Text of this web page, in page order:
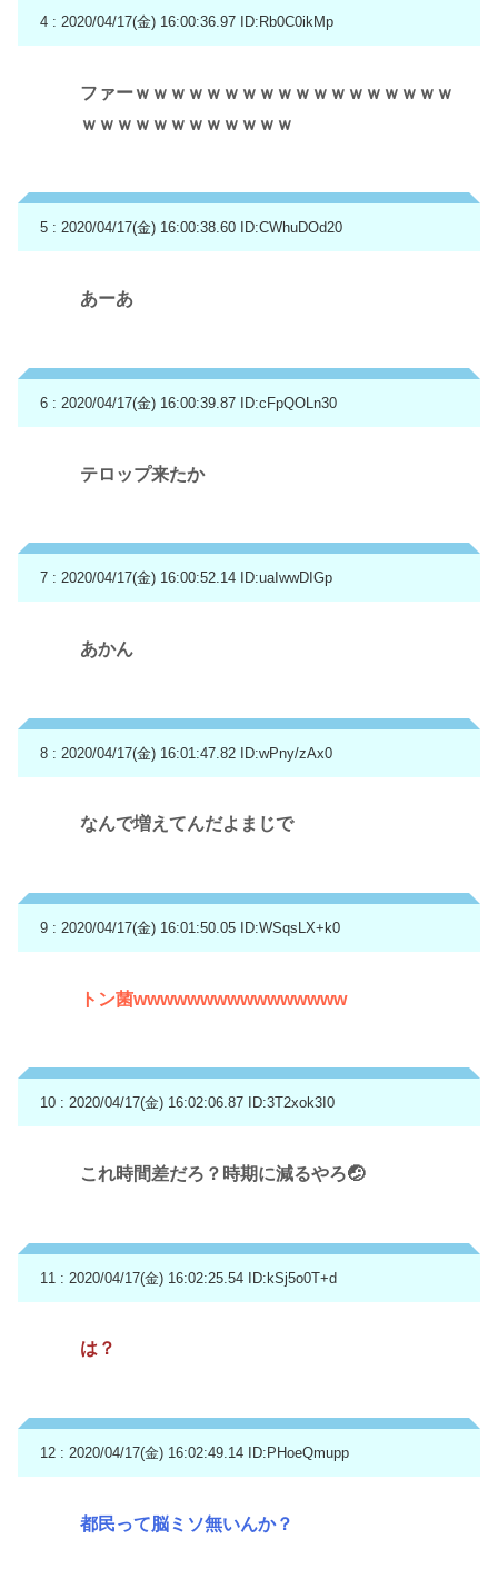
4 : 2020/04/17(金) 16:00:36.97 ID:Rb0C0ikMp
ファーｗｗｗｗｗｗｗｗｗｗｗｗｗｗｗｗｗｗ
ｗｗｗｗｗｗｗｗｗｗｗｗ
5 : 2020/04/17(金) 16:00:38.60 ID:CWhuDOd20
あーあ
6 : 2020/04/17(金) 16:00:39.87 ID:cFpQOLn30
テロップ来たか
7 : 2020/04/17(金) 16:00:52.14 ID:uaIwwDIGp
あかん
8 : 2020/04/17(金) 16:01:47.82 ID:wPny/zAx0
なんで増えてんだよまじで
9 : 2020/04/17(金) 16:01:50.05 ID:WSqsLX+k0
トン菌wwwwwwwwwwwwwwww
10 : 2020/04/17(金) 16:02:06.87 ID:3T2xok3I0
これ時間差だろ？時期に減るやろ🤕
11 : 2020/04/17(金) 16:02:25.54 ID:kSj5o0T+d
は？
12 : 2020/04/17(金) 16:02:49.14 ID:PHoeQmupp
都民って脳ミソ無いんか？